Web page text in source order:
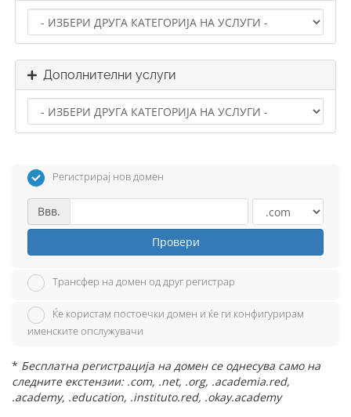
Дополнителни услуги
Регистрирај нов домен
Ввв.
Провери
Трансфер на домен од друг регистрар
Ќе користам постоечки домен и ќе ги конфигурирам
именските опслужувачи
* Бесплатна регистрација на домен се однесува само на
следните екстензии: .com, .net, .org, .academia.red,
.academy, .education, .instituto.red, .okay.academy